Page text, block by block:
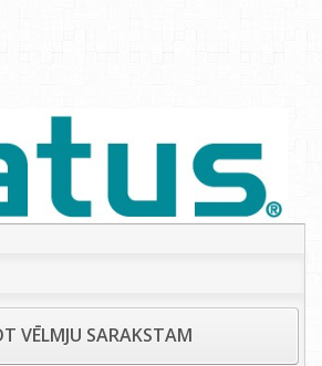
VĒLMJU SARAKSTAM